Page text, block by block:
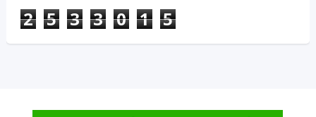
2 5 3 3 0 1 5